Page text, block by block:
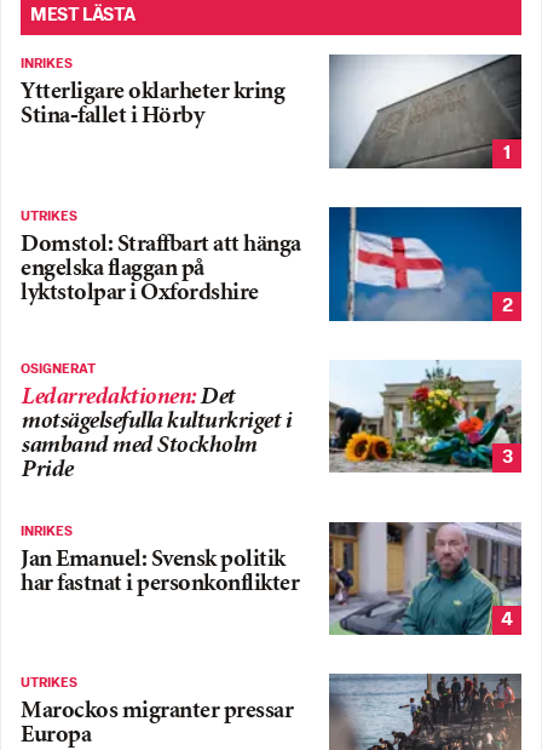
MEST LÄSTA
INRIKES
Ytterligare oklarheter kring
Stina-fallet i Hörby
1
UTRIKES
Domstol: Straffbart att hänga
engelska flaggan på
lyktstolpar i Oxfordshire
2
OSIGNERAT
Ledarredaktionen:Det
motsägelsefulla kulturkriget i
samband med Stockholm
Pride
3
INRIKES
Jan Emanuel: Svensk politik
har fastnat i personkonflikter
4
UTRIKES
Marockos migranter pressar
Europa